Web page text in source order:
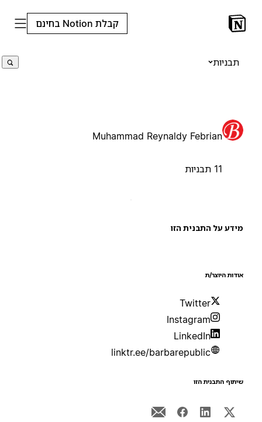
קבלת Notion בחינם
תבניות
Muhammad Reynaldy Febrian
על התבנית הזו
היוצר/ת
Twitter
Instagram
LinkedIn
linktr.ee/barbarepublic
התבנית הזו